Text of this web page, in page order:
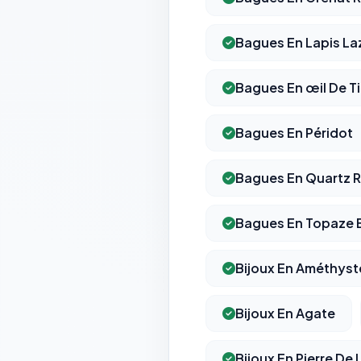
Bagues En Lapis
Bagues En œil De
Bagues En Péridot
Bagues En Quartz
Bagues En Topaze
Bijoux En
Bijoux En Agate